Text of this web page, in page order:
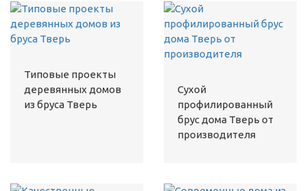
Типовые проекты
деревянных домов
из бруса Тверь
Сухой
профилированный
брус дома Тверь от
производителя